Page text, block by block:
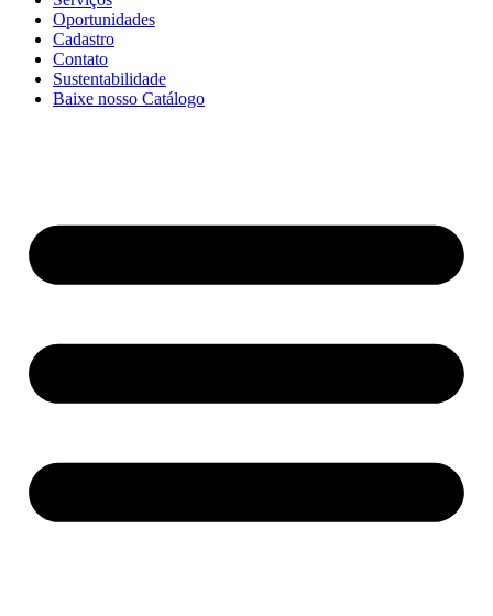
Oportunidades
Cadastro
Contato
Sustentabilidade
Baixe nosso Catálogo